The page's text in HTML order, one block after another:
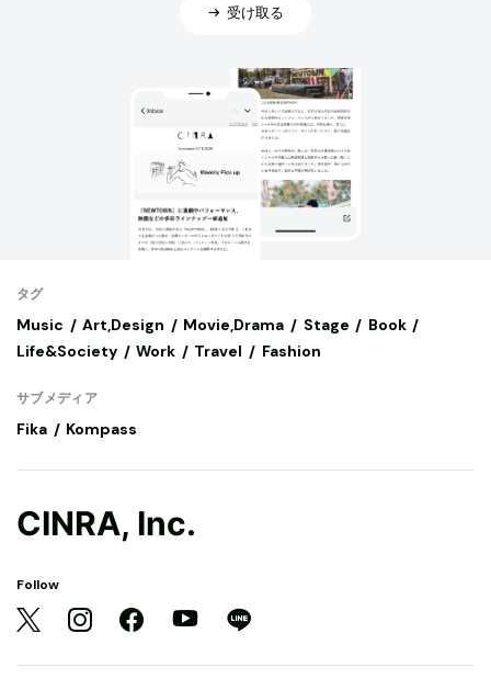
受け取る
タグ
Music Art,Design Movie,Drama Stage
Book
Life&Society
Work Travel Fashion
サブメディア
Fika Kompass
CINRA, Inc.
Follow